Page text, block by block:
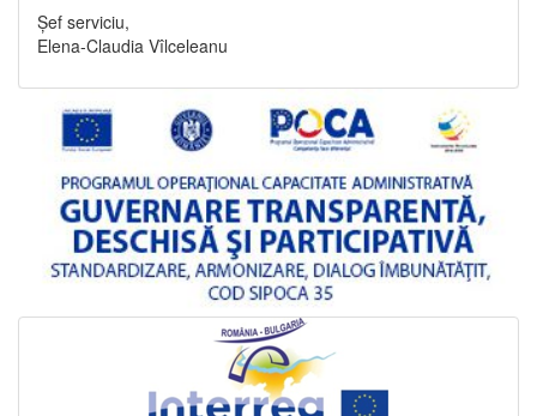
Șef serviciu,
Elena-Claudia Vîlceleanu